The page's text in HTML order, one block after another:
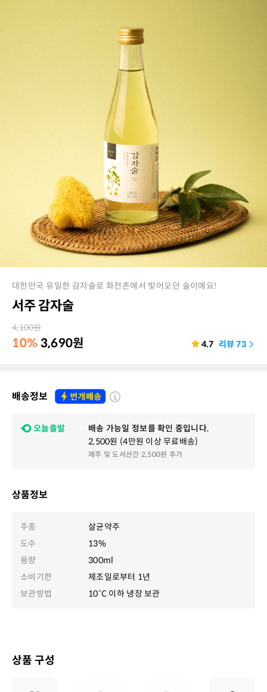
대한민국 유일한 감자술로 화전촌에서 빚어오던 술이에요!
서주 감자술
4,100원
10% 3,690원 4.7 리뷰73
상품정보
주종
살균약주
도수
13%
용량
300ml
소비기한
제조일로부터 1년
보관방법
10˚C 이하 냉장 보관
배송정보
오늘출발
배송 가능일 정보를 확인 중입니다.
2,500원 (4만원 이상 무료배송)
제주 및 도서산간 2,500원 추가
상품 구성